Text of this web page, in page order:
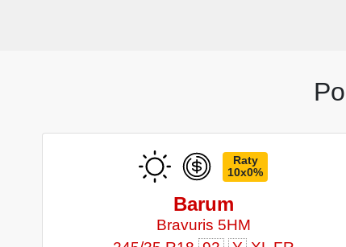
Raty
10x0%
Barum
Bravuris 5HM